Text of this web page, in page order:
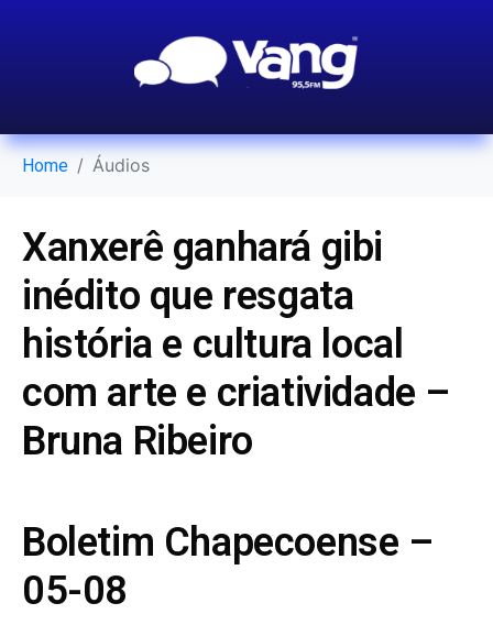
Home Áudios
Xanxerê ganhará gibi
inédito que resgata
história e cultura local
com arte e criatividade –
Bruna Ribeiro
Boletim Chapecoense –
05-08